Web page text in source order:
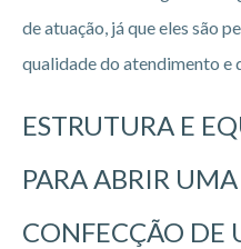
de atuação, já que eles são
qualidade do atendimento e
ESTRUTURA E
PARA ABRIR
CONFECÇÃO DE